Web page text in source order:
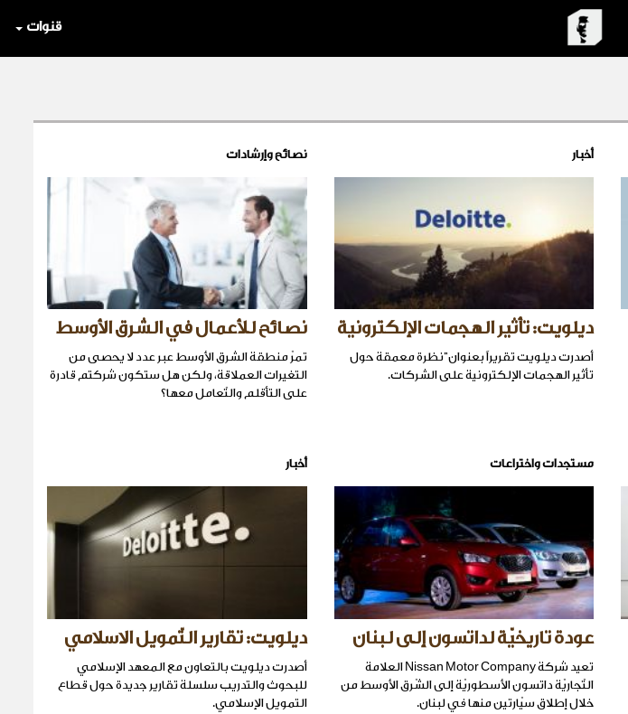
قنوات
أخبار
ديلويت: تأثير الهجمات الإلكترونية
أصدرت ديلويت تقريراً بعنوان”نظرة معمقة حول
تأثير الهجمات الإلكترونية على الشركات.
نصائح وإرشادات
نصائح للأعمال في الشرق الأوسط
تمرّ منطقة الشرق الأوسط عبر عدد لا يحصى من
التغيرات العملاقة، ولكن هل ستكون شركتم قادرة
على التأقلم والتّعامل معها؟
مستجدات واختراعات
عودة تاريخيّة لداتسون إلى لبنان
تعيد شركة Nissan Motor Company العلامة
التّجاريّة داتسون الأسطوريّة إلى الشّرق الأوسط من
خلال إطلاق سيّارتين منها في لبنان.
أخبار
ديلويت: تقارير التّمويل الاسلامي
أصدرت ديلويت بالتعاون مع المعهد الإسلامي
للبحوث والتدريب سلسلة تقارير جديدة حول قطاع
التمويل الإسلامي.